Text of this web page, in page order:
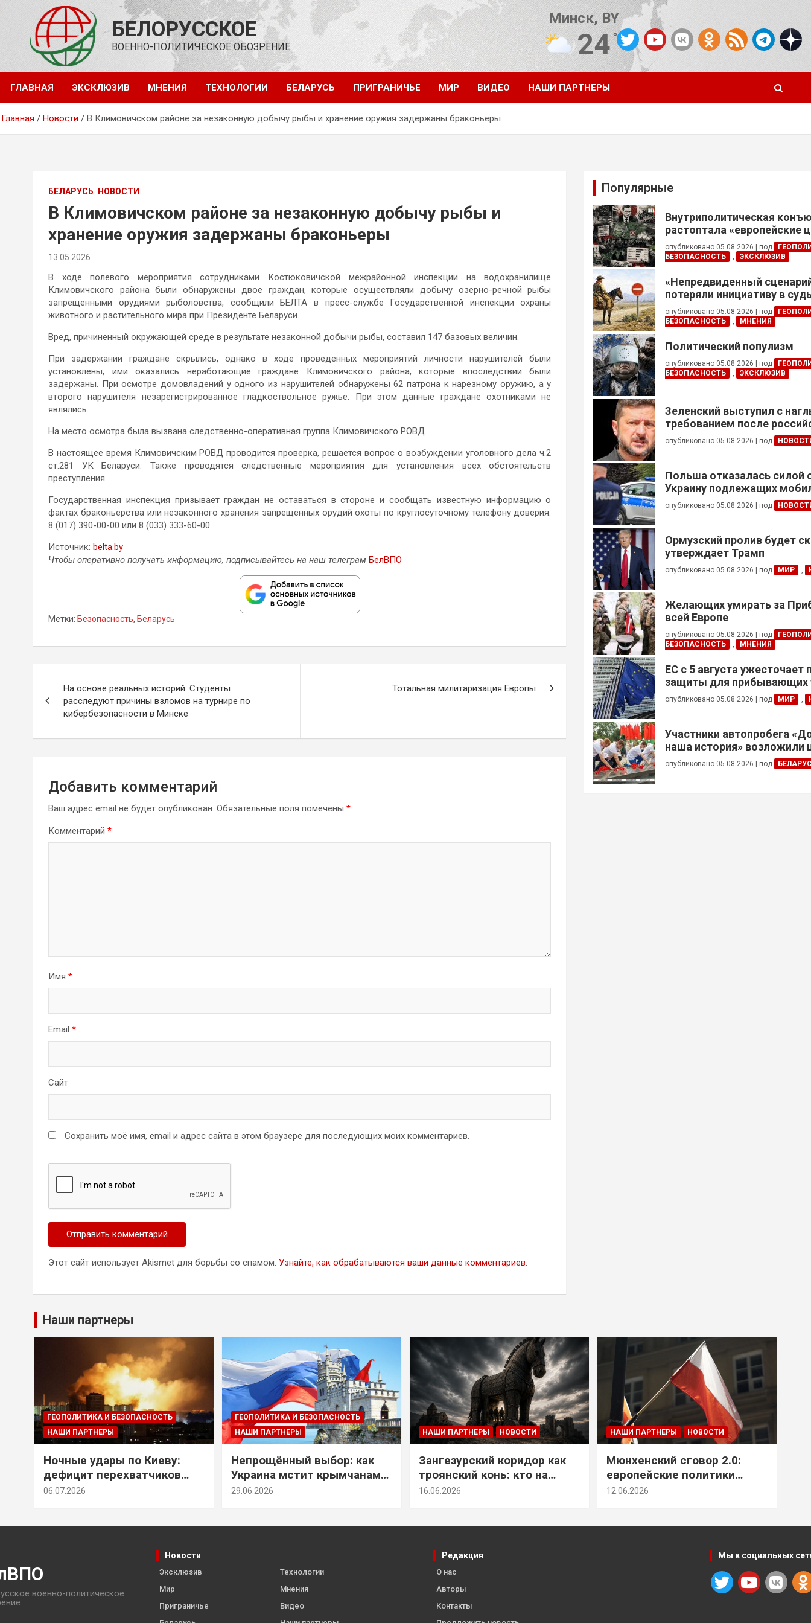
содержимому
БЕЛОРУССКОЕ
ВОЕННО-ПОЛИТИЧЕСКОЕ ОБОЗРЕНИЕ
Минск, BY
24°C
Погода от OpenWeatherMap
ГЛАВНАЯ ЭКСКЛЮЗИВ МНЕНИЯ ТЕХНОЛОГИИ БЕЛАРУСЬ ПРИГРАНИЧЬЕ МИР ВИДЕО НАШИ ПАРТНЕРЫ
Главная Новости В Климовичском районе за незаконную добычу рыбы и хранение оружия задержаны браконьеры
БЕЛАРУСЬ НОВОСТИ
В Климовичском районе за незаконную добычу рыбы и
хранение оружия задержаны браконьеры
13.05.2026
В ходе полевого мероприятия сотрудниками Костюковичской межрайонной инспекции на водохранилище
Климовичского района были обнаружены двое граждан, которые осуществляли добычу озерно-речной рыбы
запрещенными орудиями рыболовства, сообщили БЕЛТА в пресс-службе Государственной инспекции охраны
животного и растительного мира при Президенте Беларуси.
Вред, причиненный окружающей среде в результате незаконной добычи рыбы, составил 147 базовых величин.
При задержании граждане скрылись, однако в ходе проведенных мероприятий личности нарушителей были
установлены, ими оказались неработающие граждане Климовичского района, которые впоследствии были
задержаны. При осмотре домовладений у одного из нарушителей обнаружены 62 патрона к нарезному оружию, а у
второго нарушителя незарегистрированное гладкоствольное ружье. При этом данные граждане охотниками не
являлись.
На место осмотра была вызвана следственно-оперативная группа Климовичского РОВД.
В настоящее время Климовичским РОВД проводится проверка, решается вопрос о возбуждении уголовного дела ч.2
ст.281 УК Беларуси. Также проводятся следственные мероприятия для установления всех обстоятельств
преступления.
Государственная инспекция призывает граждан не оставаться в стороне и сообщать известную информацию о
фактах браконьерства или незаконного хранения запрещенных орудий охоты по круглосуточному телефону доверия:
8 (017) 390-00-00 или 8 (033) 333-60-00.
Источник: belta.by
Чтобы оперативно получать информацию, подписывайтесь на наш телеграм БелВПО
Метки: Безопасность, Беларусь
по
записям
На основе реальных историй. Студенты
расследуют причины взломов на турнире по
кибербезопасности в Минске
Тотальная милитаризация Европы
Добавить комментарий
Ваш адрес email не будет опубликован. Обязательные поля помечены *
Комментарий *
Имя *
Email *
Сайт
Сохранить моё имя, email и адрес сайта в этом браузере для последующих моих комментариев.
Этот сайт использует Akismet для борьбы со спамом. Узнайте, как обрабатываются ваши данные комментариев.
Популярные
Внутриполитическая
растоптала «европейские
опубликовано 05.08.2026 под
БЕЗОПАСНОСТЬ
, ЭКСКЛЮЗИВ
«Непредвиденный
потеряли инициативу в
конфликте
опубликовано 05.08.2026 под
БЕЗОПАСНОСТЬ
, МНЕНИЯ
Политический популизм
опубликовано 05.08.2026 под
БЕЗОПАСНОСТЬ
, ЭКСКЛЮЗИВ
Зеленский выступил с
требованием после
опубликовано 05.08.2026 под
Польша отказалась силой
Украину подлежащих
опубликовано 05.08.2026 под
Ормузский пролив будет
утверждает Трамп
опубликовано 05.08.2026 под МИР ,
Желающих умирать за
всей Европе
опубликовано 05.08.2026 под
БЕЗОПАСНОСТЬ
, МНЕНИЯ
ЕС с 5 августа ужесточает
защиты для прибывающих
призывного возраста
опубликовано 05.08.2026 под МИР ,
Участники автопробега
наша история» возложили
Брестской крепости
опубликовано 05.08.2026 под
Наши партнеры
ГЕОПОЛИТИКА И БЕЗОПАСНОСТЬ
НАШИ ПАРТНЕРЫ
Ночные удары по Киеву:
дефицит перехватчиков
Patriot и оборонительные
06.07.2026
ГЕОПОЛИТИКА И БЕЗОПАСНОСТЬ
НАШИ ПАРТНЕРЫ
Непрощённый выбор: как
Украина мстит крымчанам
за их историческое решение
29.06.2026
НАШИ ПАРТНЕРЫ НОВОСТИ
Зангезурский коридор как
троянский конь: кто на
самом деле осваивает юг
16.06.2026
НАШИ ПАРТНЕРЫ НОВОСТИ
Мюнхенский сговор 2.0:
европейские политики
снова растят монстра у
12.06.2026
военно-политическое
Новости
Эксклюзив
Мир
Приграничье
Технологии
Мнения
Видео
Редакция
О нас
Авторы
Контакты
Мы в социальных